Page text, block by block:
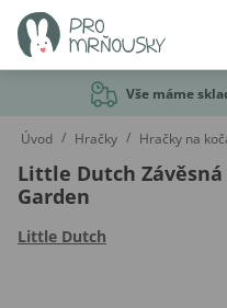
Vše máme
Úvod / Hračky / Hračky na
Little Dutch
Garden
Little Dutch